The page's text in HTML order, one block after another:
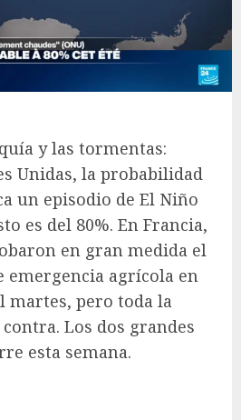
y las tormentas:
Unidas, la probabilidad
un episodio de El Niño
es del 80%. En Francia,
en gran medida el
emergencia agrícola en
pero toda la
Los dos grandes
esta semana.